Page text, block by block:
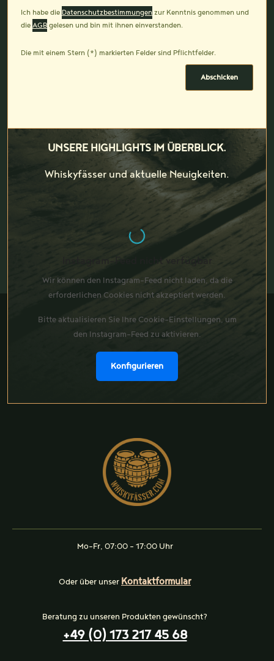
Ich habe die Datenschutzbestimmungen zur Kenntnis genommen und
die AGB gelesen und bin mit ihnen einverstanden.
Die mit einem Stern (*) markierten Felder sind Pflichtfelder.
Abschicken
UNSERE HIGHLIGHTS IM ÜBERBLICK.
Whiskyfässer und aktuelle Neuigkeiten.
Instagram-Feed nicht verfügbar
Wir können den Instagram-Feed nicht laden, da die
erforderlichen Cookies nicht akzeptiert werden.
Bitte aktualisieren Sie Ihre Cookie-Einstellungen, um
den Instagram-Feed zu aktivieren.
Konfigurieren
Mo-Fr, 07:00 - 17:00 Uhr
Oder über unser Kontaktformular
Beratung zu unseren Produkten gewünscht?
+49 (0) 173 217 45 68